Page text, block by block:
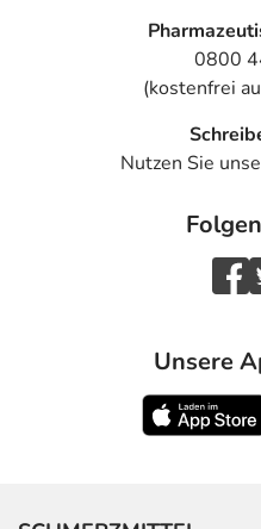
0800
(kostenfrei
Nutzen Sie
Unsere